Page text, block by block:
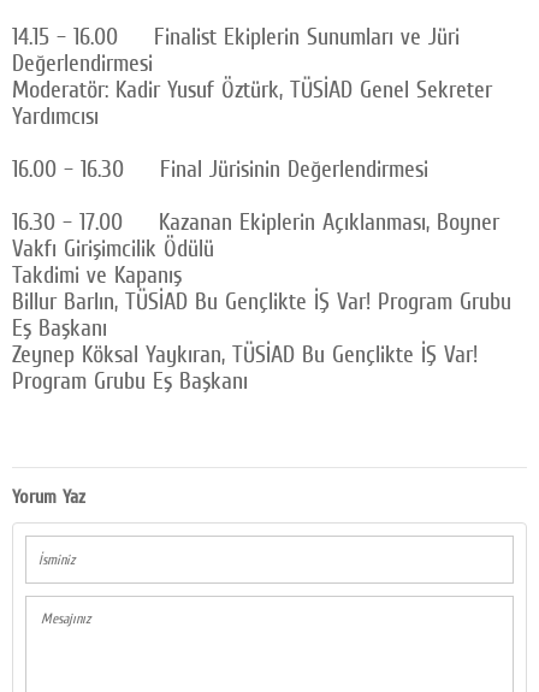
14.15 – 16.00 Finalist Ekiplerin Sunumları ve Jüri
Değerlendirmesi
Moderatör: Kadir Yusuf Öztürk, TÜSİAD Genel Sekreter
Yardımcısı
16.00 – 16.30 Final Jürisinin Değerlendirmesi
16.30 – 17.00 Kazanan Ekiplerin Açıklanması, Boyner
Vakfı Girişimcilik Ödülü
Takdimi ve Kapanış
Billur Barlın, TÜSİAD Bu Gençlikte İŞ Var! Program Grubu
Eş Başkanı
Zeynep Köksal Yaykıran, TÜSİAD Bu Gençlikte İŞ Var!
Program Grubu Eş Başkanı
Yorum Yaz